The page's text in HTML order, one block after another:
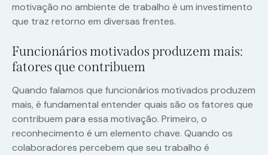
motivação no ambiente de trabalho é um investimento
que traz retorno em diversas frentes.
Funcionários motivados produzem mais:
fatores que contribuem
Quando falamos que funcionários motivados produzem
mais, é fundamental entender quais são os fatores que
contribuem para essa motivação. Primeiro, o
reconhecimento é um elemento chave. Quando os
colaboradores percebem que seu trabalho é